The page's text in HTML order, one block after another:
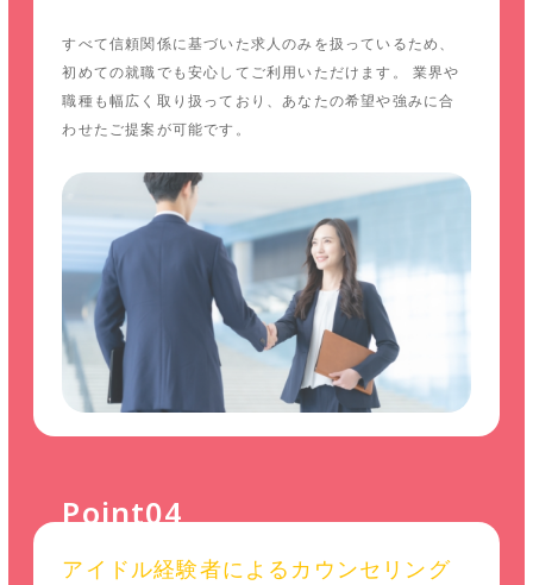
すべて信頼関係に基づいた求人のみを扱っているため、
初めての就職でも安心してご利用いただけます。 業界や
職種も幅広く取り扱っており、あなたの希望や強みに合
わせたご提案が可能です。
Point04
アイドル経験者によるカウンセリング